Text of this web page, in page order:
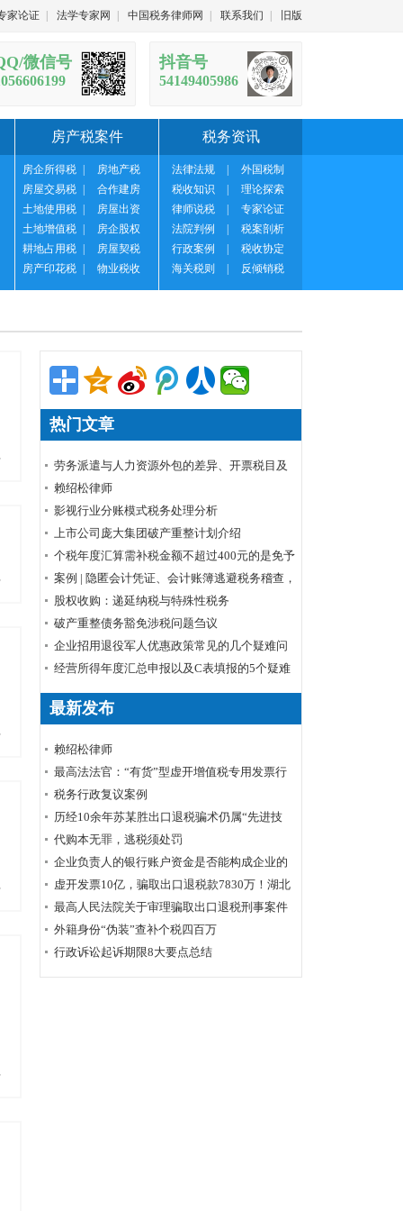
家论证 法学专家网 中国税务律师网 联系我们 旧版
微信号 抖音号
54149405986
房产税案件
房企所得税
房地产税
房屋交易税
合作建房
土地使用税
房屋出资
土地增值税
房企股权
耕地占用税
房屋契税
房产印花税
物业税收
税务资讯
法律法规
外国税制
税收知识
理论探索
律师说税
专家论证
法院判例
税案剖析
行政案例
税收协定
海关税则
反倾销税
热门文章
劳务派遣与人力资源外包的差异、开票税目及
税率
赖绍松律师
影视行业分账模式税务处理分析
上市公司庞大集团破产重整计划介绍
个税年度汇算需补税金额不超过400元的是免予
申报还是免予补缴
案例 | 隐匿会计凭证、会计账簿逃避税务稽查，
小心被判刑！
股权收购：递延纳税与特殊性税务
破产重整债务豁免涉税问题刍议
企业招用退役军人优惠政策常见的几个疑难问
题解答
经营所得年度汇总申报以及C表填报的5个疑难
问题
最新发布
赖绍松律师
最高法法官：“有货”型虚开增值税专用发票行
为定性
税务行政复议案例
历经10余年苏某胜出口退税骗术仍属“先进技
术”，福州国税稽查局相应的查骗方法仍非常管
用
代购本无罪，逃税须处罚
企业负责人的银行账户资金是否能构成企业的
应税收入？
虚开发票10亿，骗取出口退税款7830万！湖北
破获链条式骗税案
最高人民法院关于审理骗取出口退税刑事案件
具体应用法律若干问题的解释辑
外籍身份“伪装”查补个税四百万
行政诉讼起诉期限8大要点总结